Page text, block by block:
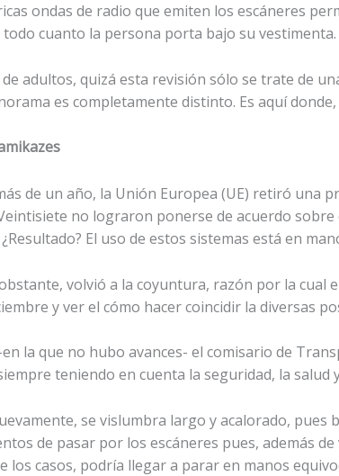
ondas de radio que emiten los escáneres
cuanto la persona porta bajo su
adultos, quizá esta revisión sólo se trate de
es completamente distinto. Es aquí
de un año, la Unión Europea (UE) retiró una
no lograron ponerse de acuerdo
El uso de estos sistemas está en
volvió a la coyuntura, razón por la
y ver el cómo hacer coincidir la diversas
la que no hubo avances- el comisario de
teniendo en cuenta la seguridad, la salud
se vislumbra largo y acalorado,
de pasar por los escáneres pues, además
los casos, podría llegar a parar en manos